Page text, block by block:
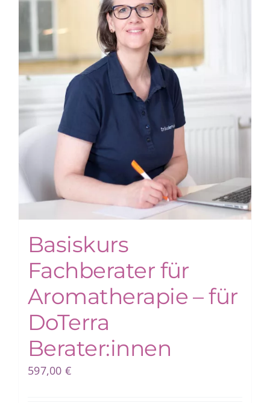
Basiskurs
Fachberater für
Aromatherapie – für
DoTerra
Berater:innen
597,00 €